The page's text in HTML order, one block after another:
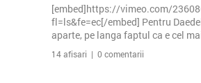
[embed]https://vimeo.com/
fl=ls&fe=ec[/embed] Pentru
aparte, pe langa faptul ca e cel
14 afisari | 0 comentarii